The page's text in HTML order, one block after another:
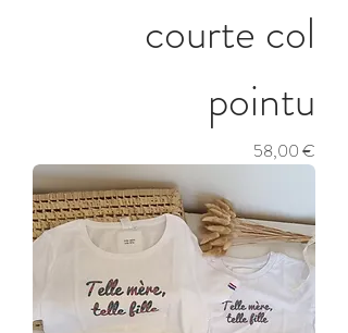
courte col
pointu
Prix
58,00 €